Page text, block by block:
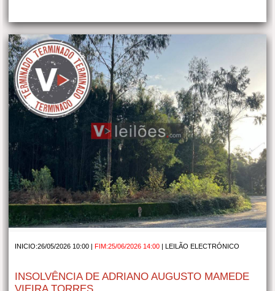
INICIO:26/05/2026 10:00 |FIM:25/06/2026 14:00 |LEILÃO ELECTRÓNICO
INSOLVÊNCIA DE ADRIANO AUGUSTO MAMEDE
VIEIRA TORRES